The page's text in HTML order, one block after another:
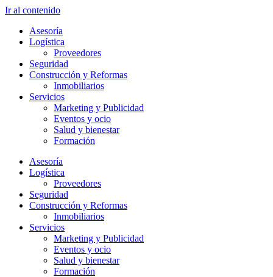
Ir al contenido
Asesoría
Logística
Proveedores
Seguridad
Construcción y Reformas
Inmobiliarios
Servicios
Marketing y Publicidad
Eventos y ocio
Salud y bienestar
Formación
Asesoría
Logística
Proveedores
Seguridad
Construcción y Reformas
Inmobiliarios
Servicios
Marketing y Publicidad
Eventos y ocio
Salud y bienestar
Formación